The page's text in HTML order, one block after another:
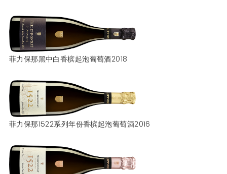
菲力保那黑中白香槟起泡葡萄酒2018
菲力保那1522系列年份香槟起泡葡萄酒2016